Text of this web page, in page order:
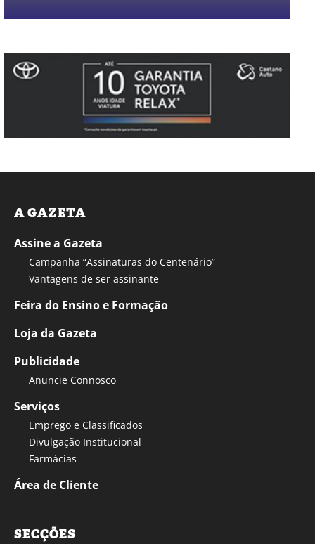
A GAZETA
Assine a Gazeta
Campanha “Assinaturas do Centenário”
Vantagens de ser assinante
Feira do Ensino e Formação
Loja da Gazeta
Publicidade
Anuncie Connosco
Serviços
Emprego e Classificados
Divulgação Institucional
Farmácias
Área de Cliente
SECÇÕES